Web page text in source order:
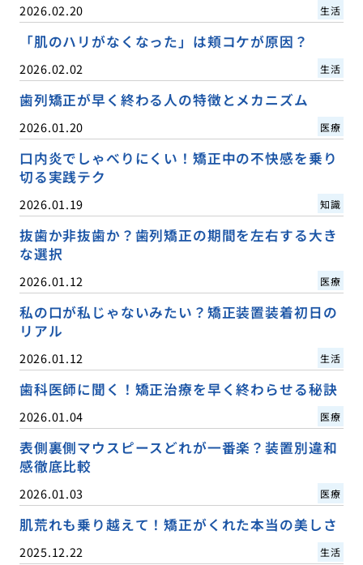
2026.02.20 生活
「肌のハリがなくなった」は頬コケが原因？
2026.02.02 生活
歯列矯正が早く終わる人の特徴とメカニズム
2026.01.20 医療
口内炎でしゃべりにくい！矯正中の不快感を乗り
切る実践テク
2026.01.19 知識
抜歯か非抜歯か？歯列矯正の期間を左右する大き
な選択
2026.01.12 医療
私の口が私じゃないみたい？矯正装置装着初日の
リアル
2026.01.12 生活
歯科医師に聞く！矯正治療を早く終わらせる秘訣
2026.01.04 医療
表側裏側マウスピースどれが一番楽？装置別違和
感徹底比較
2026.01.03 医療
肌荒れも乗り越えて！矯正がくれた本当の美しさ
2025.12.22 生活